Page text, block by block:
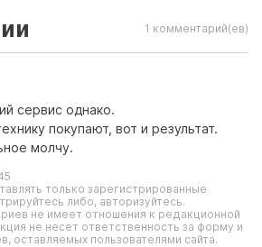
1 комментарий(ев)
сервис однако.
покупают, вот и результат.
молчу.
только зарегистрированные
либо, авторизуйтесь.
не имеет отношения к редакционной
не несет ответственность за форму и
оставляемых пользователями сайта.